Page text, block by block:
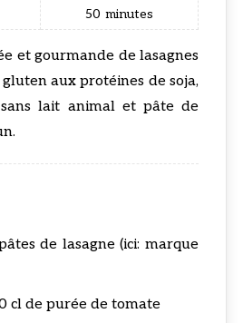
50 minutes
et gourmande de lasagnes
aux protéines de soja,
sans lait animal et pâte de
de lasagne (ici: marque
cl de purée de tomate